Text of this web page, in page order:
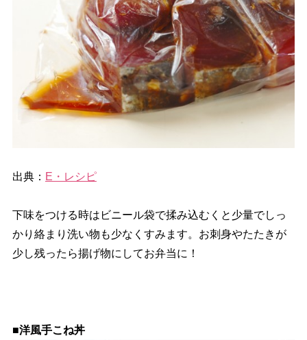
出典： E・レシピ
下味をつける時はビニール袋で揉み込むくと少量でしっ
かり絡まり洗い物も少なくすみます。お刺身やたたきが
少し残ったら揚げ物にしてお弁当に！
■洋風手こね丼